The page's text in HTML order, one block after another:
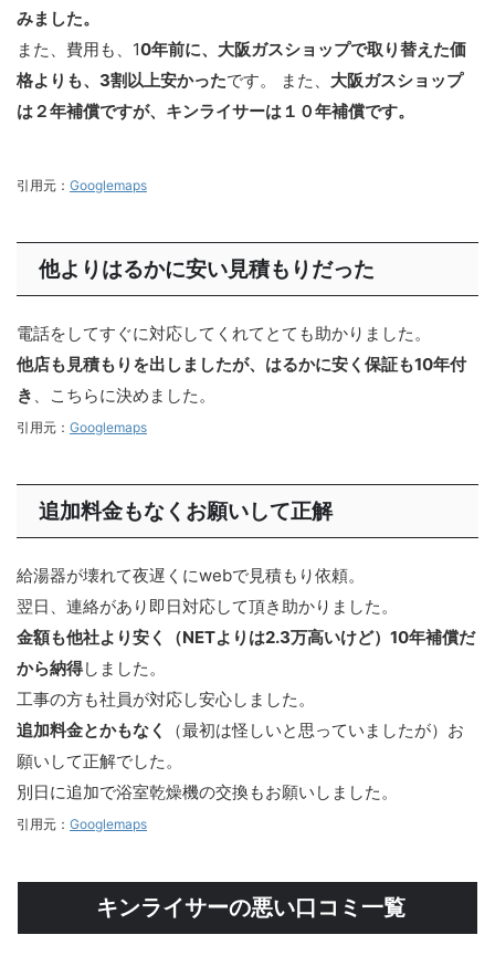
みました。
また、費用も、10年前に、大阪ガスショップで取り替えた価
格よりも、3割以上安かったです。 また、 大阪ガスショップ
は２年補償ですが、キンライサーは１０年補償です。
引用元： Googlemaps
他よりはるかに安い見積もりだった
電話をしてすぐに対応してくれてとても助かりました。
他店も見積もりを出しましたが、はるかに安く保証も10年付
き 、こちらに決めました。
引用元： Googlemaps
追加料金もなくお願いして正解
給湯器が壊れて夜遅くにwebで見積もり依頼。
翌日、連絡があり即日対応して頂き助かりました。
金額も他社より安く（NETよりは2.3万高いけど）10年補償だ
から納得しました。
工事の方も社員が対応し安心しました。
追加料金とかもなく
（最初は怪しいと思っていましたが）お
願いして正解でした。
別日に追加で浴室乾燥機の交換もお願いしました。
引用元： Googlemaps
キンライサーの悪い口コミ一覧